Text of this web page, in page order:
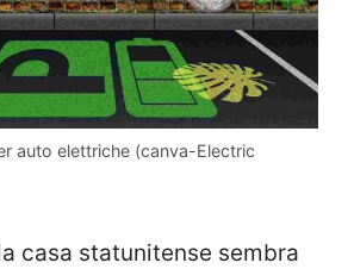
auto elettriche (canva-Electric
casa statunitense sembra